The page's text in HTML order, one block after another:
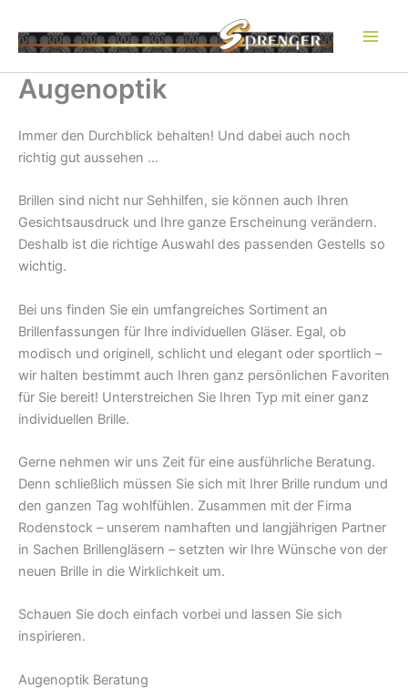
Inhalt
springen
Augenoptik
Immer den Durchblick behalten! Und dabei auch noch
richtig gut aussehen …
Brillen sind nicht nur Sehhilfen, sie können auch Ihren
Gesichtsausdruck und Ihre ganze Erscheinung verändern.
Deshalb ist die richtige Auswahl des passenden Gestells so
wichtig.
Bei uns finden Sie ein umfangreiches Sortiment an
Brillenfassungen für Ihre individuellen Gläser. Egal, ob
modisch und originell, schlicht und elegant oder sportlich –
wir halten bestimmt auch Ihren ganz persönlichen Favoriten
für Sie bereit! Unterstreichen Sie Ihren Typ mit einer ganz
individuellen Brille.
Gerne nehmen wir uns Zeit für eine ausführliche Beratung.
Denn schließlich müssen Sie sich mit Ihrer Brille rundum und
den ganzen Tag wohlfühlen. Zusammen mit der Firma
Rodenstock – unserem namhaften und langjährigen Partner
in Sachen Brillengläsern – setzten wir Ihre Wünsche von der
neuen Brille in die Wirklichkeit um.
Schauen Sie doch einfach vorbei und lassen Sie sich
inspirieren.
Augenoptik Beratung